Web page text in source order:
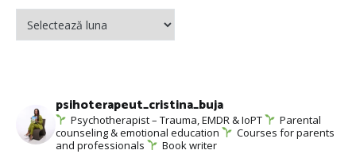
psihoterapeut_cristina_buja
Psychotherapist – Trauma, EMDR & IoPT
Parental
counseling & emotional education
Courses for parents
and professionals
Book writer